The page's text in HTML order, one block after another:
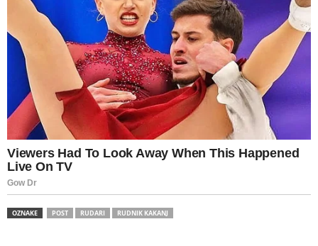
OZNAKE POST RUDARI RUDNIK KAKANJ